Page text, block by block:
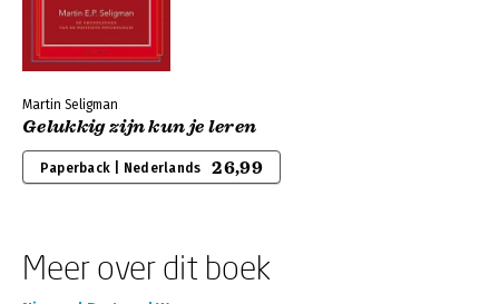
Martin Seligman
Gelukkig zijn kun je leren
Paperback | Nederlands 26,99
Meer over dit boek